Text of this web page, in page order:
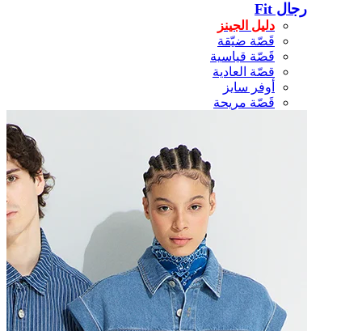
رجال Fit
دليل الجينز
قَصّة ضيّقة
قَصّة قياسية
قصّة العادية
أوفر سايز
قَصّة مريحة